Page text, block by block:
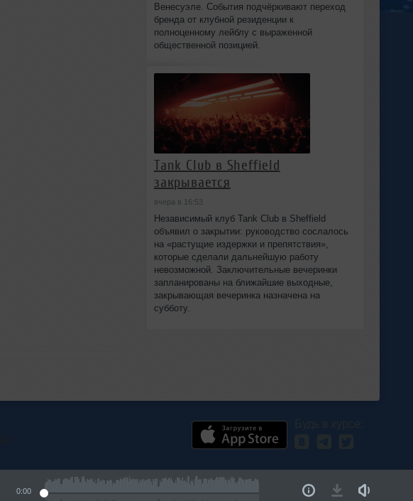
0:00
Венесуэле. События подчёркивают переход
бренда от клубной резиденции к
полноценному лейблу с выраженной
общественной позицией.
Tank Club в Sheffield
закрывается
вчера в 16:53
Независимый клуб Tank Club в Sheffield
объявил о закрытии: руководство сослалось
на «растущие издержки и препятствия»,
которые сделали дальнейшую работу
невозможной. Заключительные вечеринки
запланированы на ближайшие выходные,
закрывающая вечеринка назначена на
субботу.